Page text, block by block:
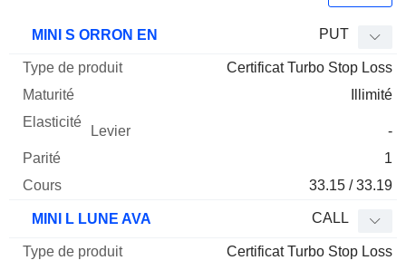
Mnemo Type
Type
produit
Elasticité Levier Parité
MINI S ORRON EN PUT
Certificat Turbo Stop Loss
Illimité
-
1
33.15 / 33.19
MINI L LUNE AVA CALL
Certificat Turbo Stop Loss